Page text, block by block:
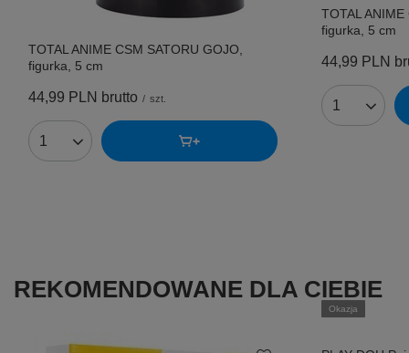
TOTAL ANIME CSM SATORU GOJO,
figurka, 5 cm
44,99 PLN brutto / szt.
Ilość produktów
TOTAL
figurka, 5 cm
44,99 PLN
Ilość
REKOMENDOWANE DLA CIEBIE
Okazja